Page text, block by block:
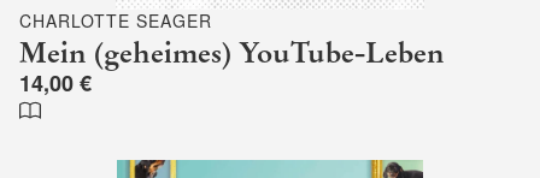
CHARLOTTE SEAGER
Mein (geheimes) YouTube-Leben
14,00 €